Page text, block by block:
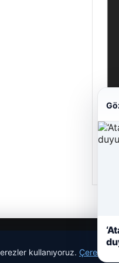
kullanıyoruz. Çerez